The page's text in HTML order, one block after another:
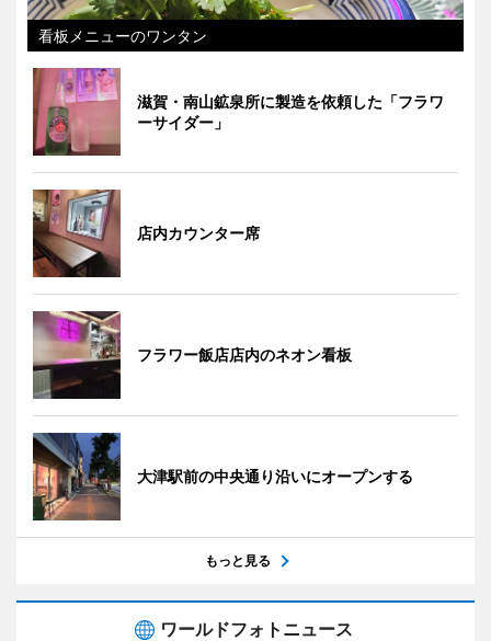
看板メニューのワンタン
滋賀・南山鉱泉所に製造を依頼した「フラワ
ーサイダー」
店内カウンター席
フラワー飯店店内のネオン看板
大津駅前の中央通り沿いにオープンする
もっと見る
ワールドフォトニュース